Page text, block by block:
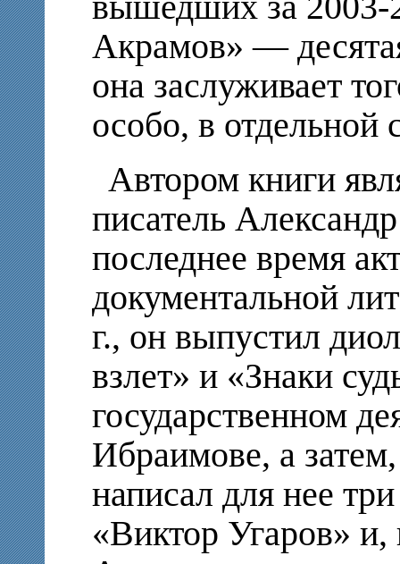
Акрамов» —
она заслуживает
особо, в отдельной
Автором книги
писатель
последнее время
документальной
г., он выпустил
взлет» и «Знаки
государственном
Ибраимове, а
написал для нее
«Виктор Угаров»